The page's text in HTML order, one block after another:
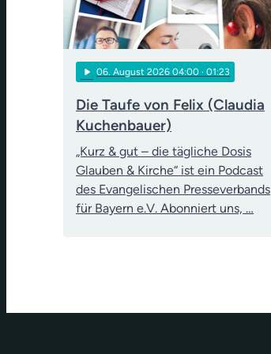
play_arrow 06 . August 2026 04:00 · 01:23
Die Taufe von Felix (Claudia
Kuchenbauer)
„Kurz & gut – die tägliche Dosis
Glauben & Kirche“ ist ein Podcast
des Evangelischen Presseverbands
für Bayern e.V. Abonniert uns, …